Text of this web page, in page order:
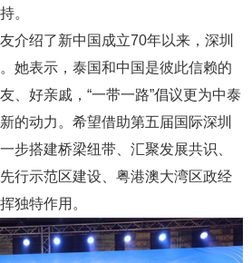
。
介绍了新中国成立70年以来，深圳
她表示，泰国和中国是彼此信赖的
、好亲戚，“一带一路”倡议更为中泰
的动力。希望借助第五届国际深圳
步搭建桥梁纽带、汇聚发展共识、
行示范区建设、粤港澳大湾区政经
独特作用。